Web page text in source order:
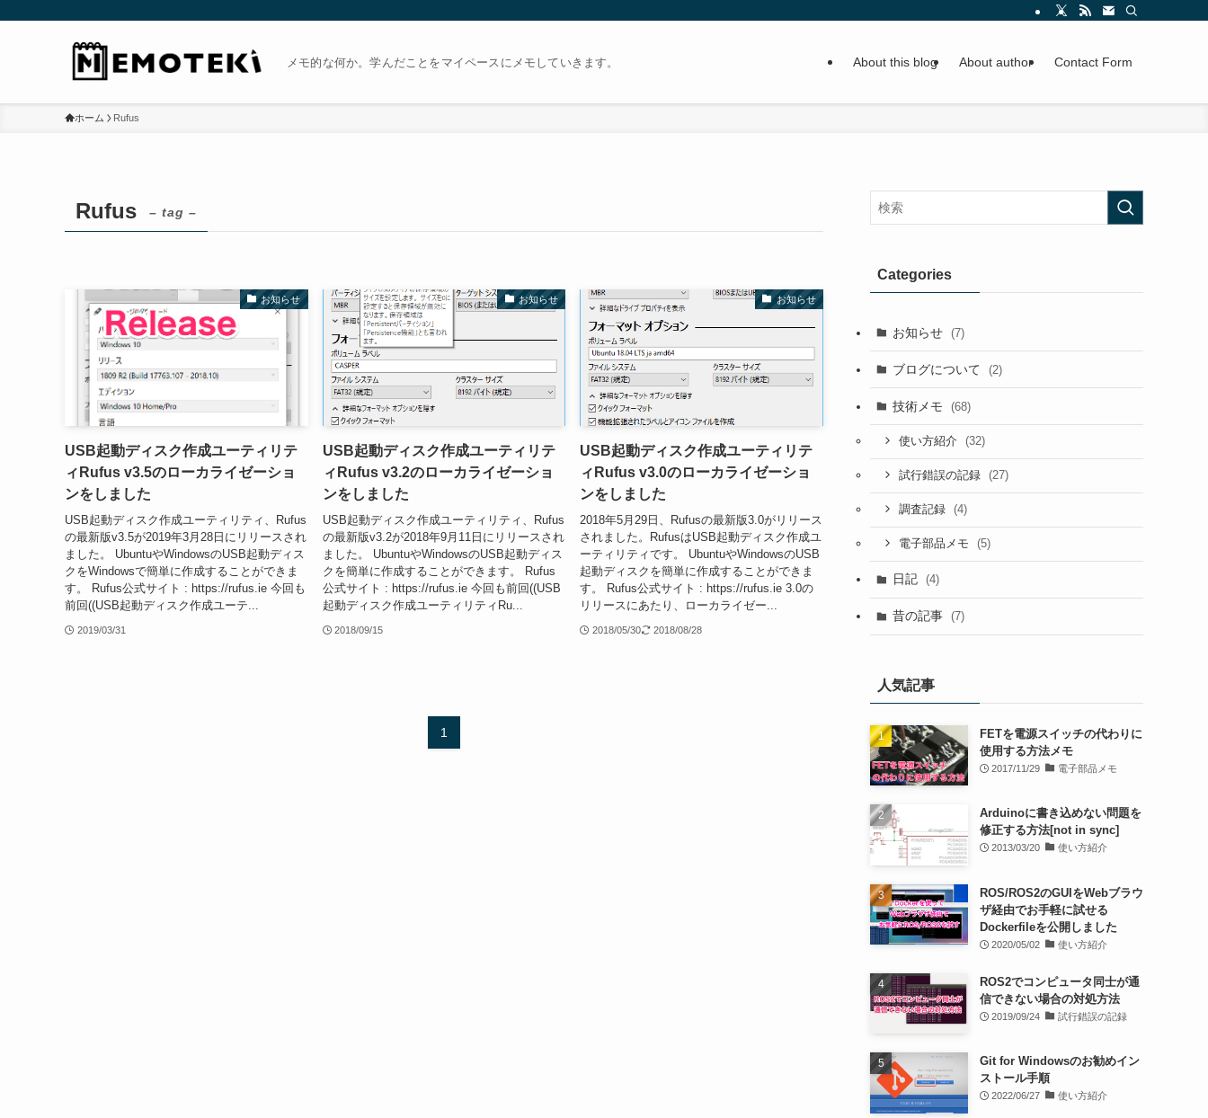
メモ的な何か。学んだことをマイペースにメモしていきます。 About this blog About author Contact Form
ホーム Rufus
Rufus – tag –
お知らせ
USB起動ディスク作成ユーティリテ
ィRufus v3.5のローカライゼーショ
ンをしました
USB起動ディスク作成ユーティリティ、Rufus
の最新版v3.5が2019年3月28日にリリースされ
ました。 UbuntuやWindowsのUSB起動ディス
クをWindowsで簡単に作成することができま
す。 Rufus公式サイト : https://rufus.ie 今回も
前回((USB起動ディスク作成ユーテ...
2019/03/31
お知らせ
USB起動ディスク作成ユーティリテ
ィRufus v3.2のローカライゼーショ
ンをしました
USB起動ディスク作成ユーティリティ、Rufus
の最新版v3.2が2018年9月11日にリリースされ
ました。 UbuntuやWindowsのUSB起動ディス
クを簡単に作成することができます。 Rufus
公式サイト : https://rufus.ie 今回も前回((USB
起動ディスク作成ユーティリティRu...
2018/09/15
お知らせ
USB起動ディスク作成ユーティリテ
ィRufus v3.0のローカライゼーショ
ンをしました
2018年5月29日、Rufusの最新版3.0がリリース
されました。RufusはUSB起動ディスク作成ユ
ーティリティです。 UbuntuやWindowsのUSB
起動ディスクを簡単に作成することができま
す。 Rufus公式サイト : https://rufus.ie 3.0の
リリースにあたり、ローカライゼー...
2018/05/30 2018/08/28
1
Categories
お知らせ (7)
ブログについて (2)
技術メモ (68)
使い方紹介 (32)
試行錯誤の記録 (27)
調査記録 (4)
電子部品メモ (5)
日記 (4)
昔の記事 (7)
人気記事
FETを電源スイッチの代わりに
使用する方法メモ
2017/11/29 電子部品メモ
Arduinoに書き込めない問題を
修正する方法[not in sync]
2013/03/20 使い方紹介
ROS/ROS2のGUIをWebブラウ
ザ経由でお手軽に試せる
Dockerfileを公開しました
2020/05/02 使い方紹介
ROS2でコンピュータ同士が通
信できない場合の対処方法
2019/09/24 試行錯誤の記録
Git for Windowsのお勧めイン
ストール手順
2022/06/27 使い方紹介